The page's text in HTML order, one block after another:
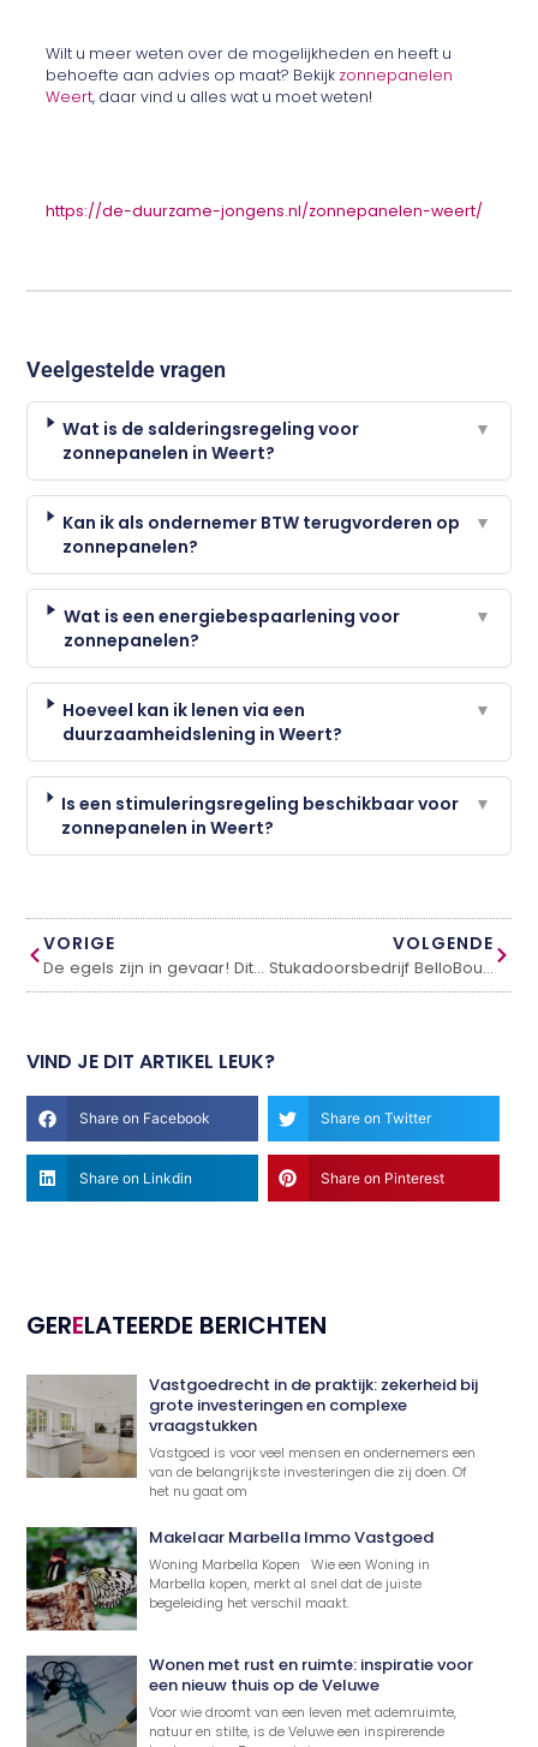
Wilt u meer weten over de mogelijkheden en heeft u
behoefte aan advies op maat? Bekijk zonnepanelen
Weert, daar vind u alles wat u moet weten!
https://de-duurzame-jongens.nl/zonnepanelen-weert/
Veelgestelde vragen
Wat is de salderingsregeling voor
zonnepanelen in Weert?
▼
Kan ik als ondernemer BTW terugvorderen op
zonnepanelen?
▼
Wat is een energiebespaarlening voor
zonnepanelen?
▼
Hoeveel kan ik lenen via een
duurzaamheidslening in Weert?
▼
Is een stimuleringsregeling beschikbaar voor
zonnepanelen in Weert?
▼
VORIGE
De egels zijn in gevaar! Dit is wat jij kunt doen om een steentje bij te dragen!
VOLGENDE
Stukadoorsbedrijf BelloBouw uit Nijmegen
VIND JE DIT ARTIKEL LEUK?
Share on Facebook Share on Twitter
Share on Linkdin Share on Pinterest
GERELATEERDE BERICHTEN
Vastgoedrecht in de praktijk: zekerheid bij
grote investeringen en complexe
vraagstukken
Vastgoed is voor veel mensen en ondernemers een
van de belangrijkste investeringen die zij doen. Of
het nu gaat om
Makelaar Marbella Immo Vastgoed
Woning Marbella Kopen Wie een Woning in
Marbella kopen, merkt al snel dat de juiste
begeleiding het verschil maakt.
Wonen met rust en ruimte: inspiratie voor
een nieuw thuis op de Veluwe
Voor wie droomt van een leven met ademruimte,
natuur en stilte, is de Veluwe een inspirerende